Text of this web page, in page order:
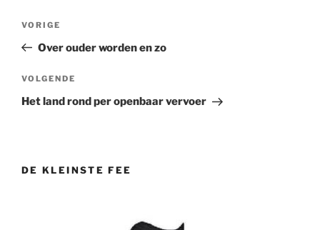
Bericht
Vorig
bericht
VORIGE
Over ouder worden en zo
Volgend
bericht
VOLGENDE
Het land rond per openbaar vervoer
DE KLEINSTE FEE